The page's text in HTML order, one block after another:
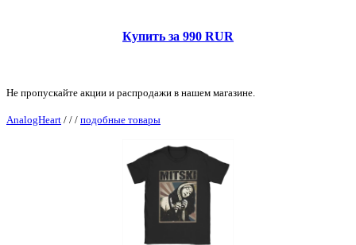
Купить за 990 RUR
Не пропускайте акции и распродажи в нашем магазине.
AnalogHeart / / / подобные товары